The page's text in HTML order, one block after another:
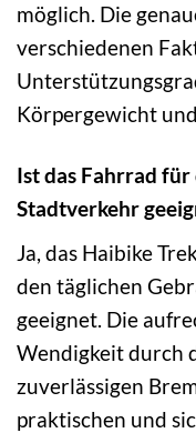
möglich. Die
verschiedenen
Körpergewicht
Ist das Fahrrad
Stadtverkehr
Ja, das Haibike
den täglichen
geeignet. Die
Wendigkeit durch
zuverlässigen
praktischen und